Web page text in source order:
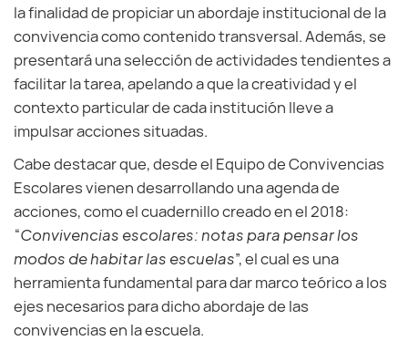
la finalidad de propiciar un abordaje institucional de la
convivencia como contenido transversal. Además, se
presentará una selección de actividades tendientes a
facilitar la tarea, apelando a que la creatividad y el
contexto particular de cada institución lleve a
impulsar acciones situadas.
Cabe destacar que, desde el Equipo de Convivencias
Escolares vienen desarrollando una agenda de
acciones, como el cuadernillo creado en el 2018:
“Convivencias escolares: notas para pensar los
modos de habitar las escuelas”, el cual es una
herramienta fundamental para dar marco teórico a los
ejes necesarios para dicho abordaje de las
convivencias en la escuela.